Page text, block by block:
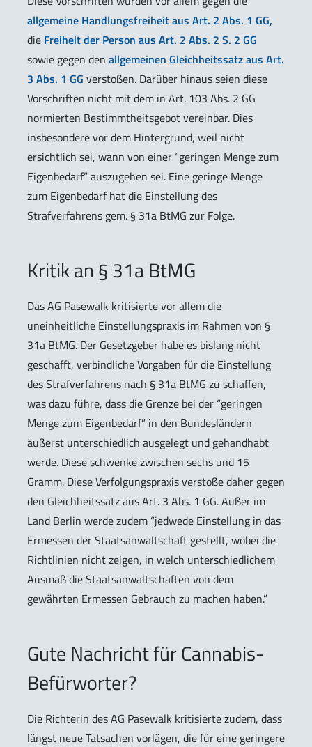
allgemeine Handlungsfreiheit aus Art. 2 Abs. 1 GG,
die Freiheit der Person aus Art. 2 Abs. 2 S. 2 GG
sowie gegen den allgemeinen Gleichheitssatz aus Art.
3 Abs. 1 GG verstoßen. Darüber hinaus seien diese
Vorschriften nicht mit dem in Art. 103 Abs. 2 GG
normierten Bestimmtheitsgebot vereinbar. Dies
insbesondere vor dem Hintergrund, weil nicht
ersichtlich sei, wann von einer “geringen Menge zum
Eigenbedarf” auszugehen sei. Eine geringe Menge
zum Eigenbedarf hat die Einstellung des
Strafverfahrens gem. § 31a BtMG zur Folge.
Kritik an § 31a BtMG
Das AG Pasewalk kritisierte vor allem die
uneinheitliche Einstellungspraxis im Rahmen von §
31a BtMG. Der Gesetzgeber habe es bislang nicht
geschafft, verbindliche Vorgaben für die Einstellung
des Strafverfahrens nach § 31a BtMG zu schaffen,
was dazu führe, dass die Grenze bei der “geringen
Menge zum Eigenbedarf” in den Bundesländern
äußerst unterschiedlich ausgelegt und gehandhabt
werde. Diese schwenke zwischen sechs und 15
Gramm. Diese Verfolgungspraxis verstoße daher gegen
den Gleichheitssatz aus Art. 3 Abs. 1 GG. Außer im
Land Berlin werde zudem “jedwede Einstellung in das
Ermessen der Staatsanwaltschaft gestellt, wobei die
Richtlinien nicht zeigen, in welch unterschiedlichem
Ausmaß die Staatsanwaltschaften von dem
gewährten Ermessen Gebrauch zu machen haben.”
Gute Nachricht für Cannabis-
Befürworter?
Die Richterin des AG Pasewalk kritisierte zudem, dass
längst neue Tatsachen vorlägen, die für eine geringere